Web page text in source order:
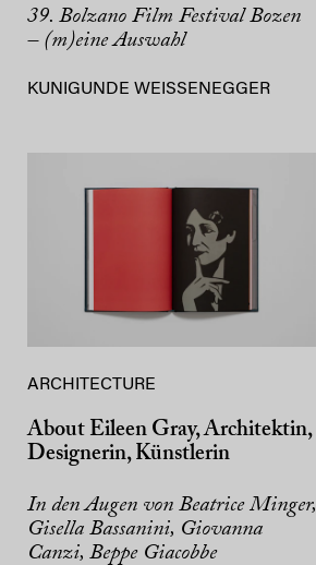
39. Bolzano Film Festival Bozen
– (m)eine Auswahl
KUNIGUNDE WEISSENEGGER
ARCHITECTURE
About Eileen Gray, Architektin,
Designerin, Künstlerin
In den Augen von Beatrice Minger,
Gisella Bassanini, Giovanna
Canzi, Beppe Giacobbe